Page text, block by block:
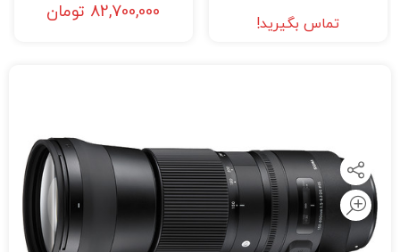
تماس بگیرید!
82,700,000 تومان